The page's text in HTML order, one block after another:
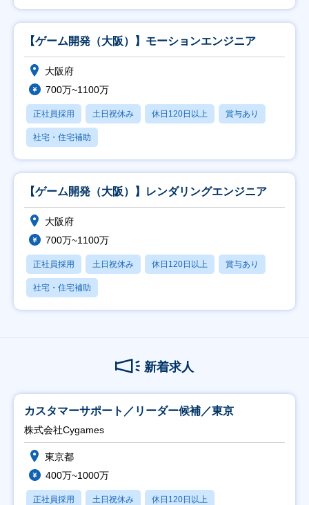
【ゲーム開発（大阪）】モーションエンジニア
大阪府
700万~1100万
正社員採用 土日祝休み 休日120日以上 賞与あり
社宅・住宅補助
【ゲーム開発（大阪）】レンダリングエンジニア
大阪府
700万~1100万
正社員採用 土日祝休み 休日120日以上 賞与あり
社宅・住宅補助
新着求人
カスタマーサポート／リーダー候補／東京
株式会社Cygames
東京都
400万~1000万
正社員採用 土日祝休み 休日120日以上